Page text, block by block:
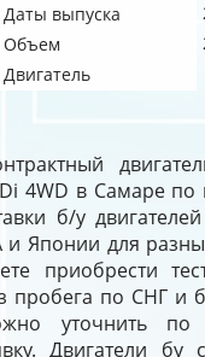
Даты выпуска
Объем
Двигатель
4WD в Самаре
б/у
Японии для
приобрести
пробега по СНГ и
уточнить по
Двигатели бу